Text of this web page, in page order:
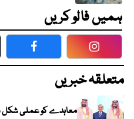
ہمیں فالو کریں
Facebook
متعلقہ خبریں
معاہدے کو عملی شکل